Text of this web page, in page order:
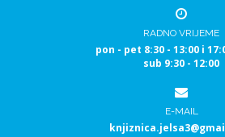
RADNO VRIJEME
pon - pet 8:30 - 13:00 i
sub 9:30 - 12:00
E-MAIL